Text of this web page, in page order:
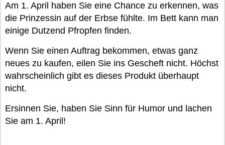
Am 1. April haben Sie eine Chance zu erkennen, was
die Prinzessin auf der Erbse fühlte. Im Bett kann man
einige Dutzend Pfropfen finden.
Wenn Sie einen Auftrag bekommen, etwas ganz
neues zu kaufen, eilen Sie ins Gescheft nicht. Höchst
wahrscheinlich gibt es dieses Produkt überhaupt
nicht.
Ersinnen Sie, haben Sie Sinn für Humor und lachen
Sie am 1. April!